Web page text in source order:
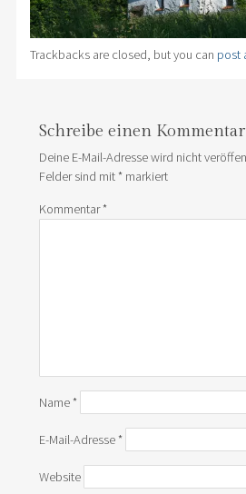
Trackbacks are closed, but you can post
Schreibe einen Kommentar
Deine E-Mail-Adresse wird nicht
Felder sind mit*markiert
Kommentar*
Name*
E-Mail-Adresse*
Website